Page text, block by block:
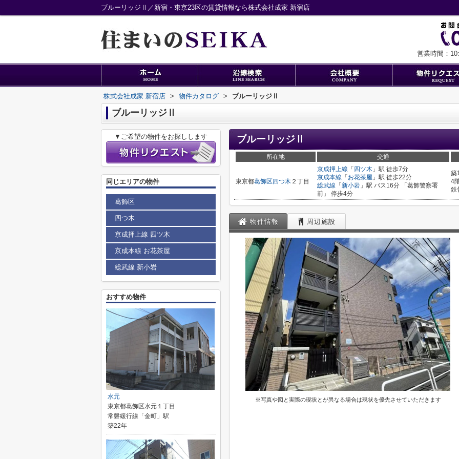
ブルーリッジⅡ／新宿・東京23区の賃貸情報なら株式会社成家 新宿店
営業時間：
株式会社成家 新宿店 > 物件カタログ > ブルーリッジⅡ
ブルーリッジⅡ
ブルーリッジⅡ
所在地 交通
東京都葛飾区 四つ木 ２丁目
京成押上線 「 四ツ木 」駅 徒歩7分
京成本線 「 お花茶屋 」駅 徒歩22分
総武線 「 新小岩 」駅 バス16分 「葛飾警察署
前」 停歩4分
築
4
鉄
物件情報 周辺施設
※写真や図と実際の現状とが異なる場合は現状を優先させていただきます
▼ご希望の物件をお探しします
同じエリアの物件
葛飾区
四つ木
京成押上線 四ツ木
京成本線 お花茶屋
総武線 新小岩
おすすめ物件
水元
東京都葛飾区水元１丁目
常磐緩行線「金町」駅
築22年